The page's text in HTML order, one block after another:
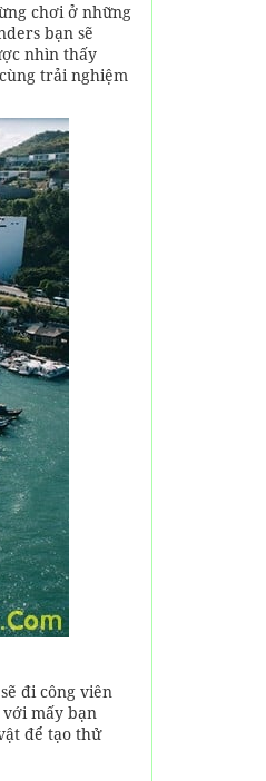
chơi ở những
bạn sẽ
nhìn thấy
trải nghiệm
đi công viên
mấy bạn
để tạo thử